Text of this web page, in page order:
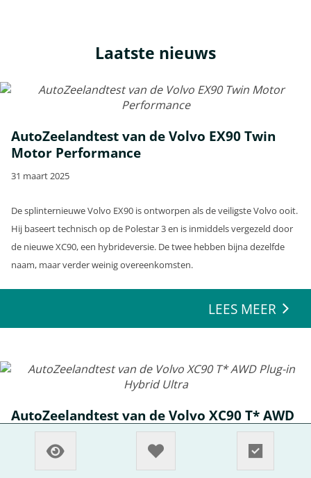
Laatste nieuws
AutoZeelandtest van de Volvo EX90 Twin
Motor Performance
31 maart 2025
De splinternieuwe Volvo EX90 is ontworpen als de veiligste Volvo ooit.
Hij baseert technisch op de Polestar 3 en is inmiddels vergezeld door
de nieuwe XC90, een hybrideversie. De twee hebben bijna dezelfde
naam, maar verder weinig overeenkomsten.
LEES MEER
AutoZeelandtest van de Volvo XC90 T* AWD
Plug-in Hybrid Ultra
31 maart 2025